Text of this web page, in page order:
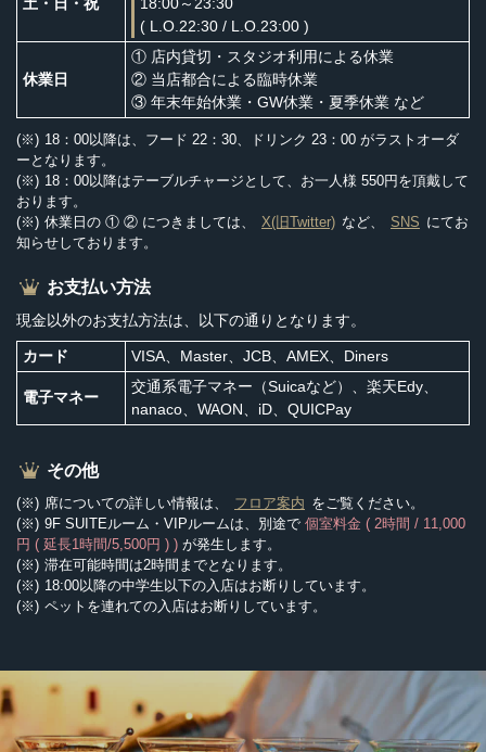
( L.O.22:30 / L.O.23:00 )
休業日
① 店内貸切・スタジオ利用による休業
② 当店都合による臨時休業
③ 年末年始休業・GW休業・夏季休業 など
18：00以降は、フード 22：30、ドリンク 23：00 がラストオーダ
ーとなります。
18：00以降はテーブルチャージとして、お一人様 550円を頂戴して
おります。
休業日の ① ② につきましては、
X(旧Twitter) など、 SNS にてお
知らせしております。
お支払い方法
現金以外のお支払方法は、以下の通りとなります。
カード VISA、Master、JCB、AMEX、Diners
電子マネー
交通系電子マネー（Suicaなど）、楽天Edy、
nanaco、WAON、iD、QUICPay
その他
席についての詳しい情報は、 フロア案内 をご覧ください。
9F SUITEルーム・VIPルームは、別途で 個室料金 ( 2時間 / 11,000
円 ( 延長1時間/5,500円 ) ) が発生します。
滞在可能時間は2時間までとなります。
18:00以降の中学生以下の入店はお断りしています。
ペットを連れての入店はお断りしています。